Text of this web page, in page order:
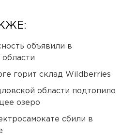
объявили в
горит склад Wildberries
области подтопило
озеро
сбили в